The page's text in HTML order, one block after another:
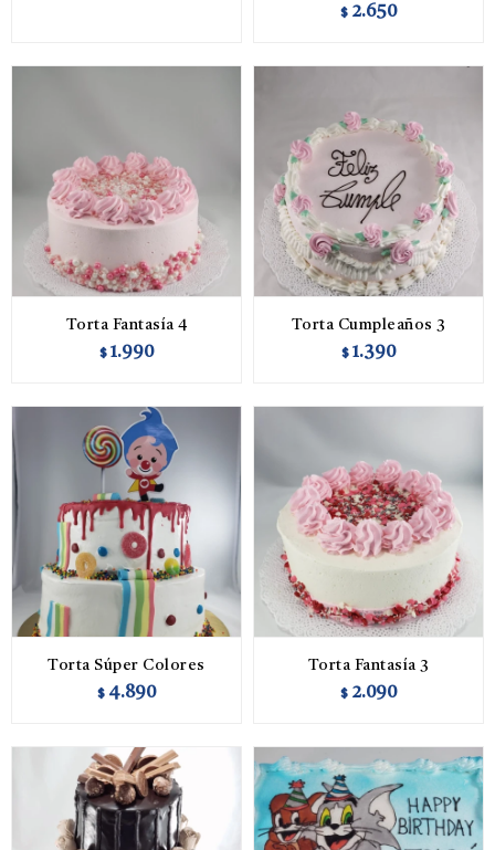
$ 2.650
Torta Fantasía 4
$ 1.990
Torta Cumpleaños 3
$ 1.390
Torta Súper Colores
$ 4.890
Torta Fantasía 3
$ 2.090